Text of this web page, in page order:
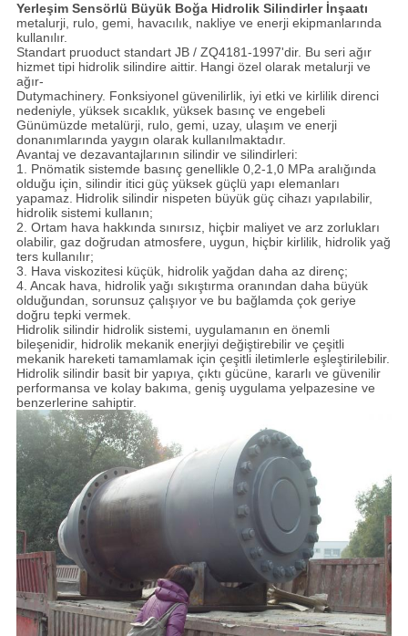
Yerleşim Sensörlü Büyük Boğa Hidrolik Silindirler İnşaatı
metalurji, rulo, gemi, havacılık, nakliye ve enerji ekipmanlarında
kullanılır.
Standart pruoduct standart JB / ZQ4181-1997'dir. Bu seri ağır
hizmet tipi hidrolik silindire aittir. Hangi özel olarak metalurji ve
ağır-
Dutymachinery. Fonksiyonel güvenilirlik, iyi etki ve kirlilik direnci
nedeniyle, yüksek sıcaklık, yüksek basınç ve engebeli
Günümüzde metalürji, rulo, gemi, uzay, ulaşım ve enerji
donanımlarında yaygın olarak kullanılmaktadır.
Avantaj ve dezavantajlarının silindir ve silindirleri:
1. Pnömatik sistemde basınç genellikle 0,2-1,0 MPa aralığında
olduğu için, silindir itici güç yüksek güçlü yapı elemanları
yapamaz. Hidrolik silindir nispeten büyük güç cihazı yapılabilir,
hidrolik sistemi kullanın;
2. Ortam hava hakkında sınırsız, hiçbir maliyet ve arz zorlukları
olabilir, gaz doğrudan atmosfere, uygun, hiçbir kirlilik, hidrolik yağ
ters kullanılır;
3. Hava viskozitesi küçük, hidrolik yağdan daha az direnç;
4. Ancak hava, hidrolik yağı sıkıştırma oranından daha büyük
olduğundan, sorunsuz çalışıyor ve bu bağlamda çok geriye
doğru tepki vermek.
Hidrolik silindir hidrolik sistemi, uygulamanın en önemli
bileşenidir, hidrolik mekanik enerjiyi değiştirebilir ve çeşitli
mekanik hareketi tamamlamak için çeşitli iletimlerle eşleştirilebilir.
Hidrolik silindir basit bir yapıya, çıktı gücüne, kararlı ve güvenilir
performansa ve kolay bakıma, geniş uygulama yelpazesine ve
benzerlerine sahiptir.